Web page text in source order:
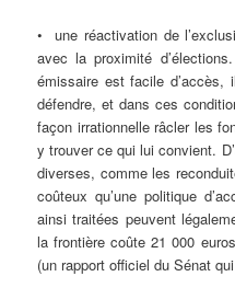
• une réactivation de
avec la proximité
émissaire est facile
défendre, et dans ces
façon irrationnelle râcler les
y trouver ce qui lui convient.
diverses, comme les
coûteux qu’une politique
ainsi traitées peuvent
la frontière coûte 21 000
(un rapport officiel du Sénat